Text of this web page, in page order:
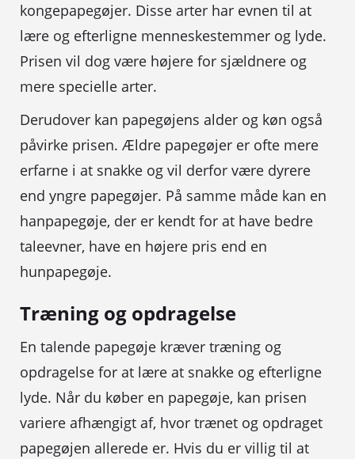
kongepapegøjer. Disse arter har evnen til at
lære og efterligne menneskestemmer og lyde.
Prisen vil dog være højere for sjældnere og
mere specielle arter.
Derudover kan papegøjens alder og køn også
påvirke prisen. Ældre papegøjer er ofte mere
erfarne i at snakke og vil derfor være dyrere
end yngre papegøjer. På samme måde kan en
hanpapegøje, der er kendt for at have bedre
taleevner, have en højere pris end en
hunpapegøje.
Træning og opdragelse
En talende papegøje kræver træning og
opdragelse for at lære at snakke og efterligne
lyde. Når du køber en papegøje, kan prisen
variere afhængigt af, hvor trænet og opdraget
papegøjen allerede er. Hvis du er villig til at